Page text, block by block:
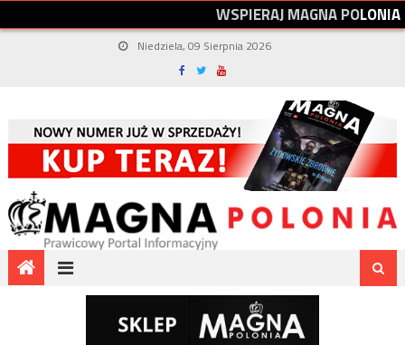
WSPIERAJMAGNAPOLONIA
Niedziela, 09 Sierpnia 2026